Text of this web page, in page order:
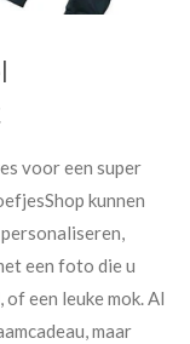
voor een super
kunnen
een foto die u
een leuke mok. Al
maar